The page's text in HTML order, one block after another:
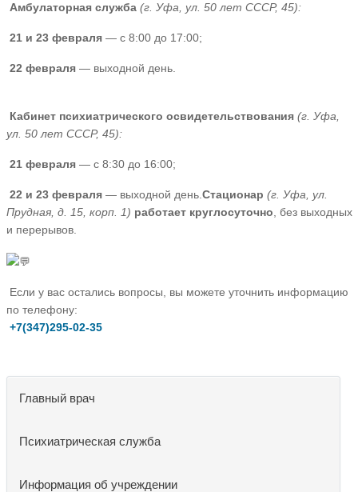
Главный врач
Психиатрическая служба
Информация об учреждении
Амбулаторная служба (г. Уфа, ул. 50 лет СССР, 45):
21 и 23 февраля— с 8:00 до 17:00;
22 февраля— выходной день.
Кабинет психиатрического освидетельствования(г. Уфа,
ул. 50 лет СССР, 45):
21 февраля— с 8:30 до 16:00;
22 и 23 февраля — выходной день.Стационар (г. Уфа, ул.
Прудная, д. 15, корп. 1) работает круглосуточно, без выходных
и перерывов.
Если у вас остались вопросы, вы можете уточнить информацию
по телефону:
+7(347)295-02-35